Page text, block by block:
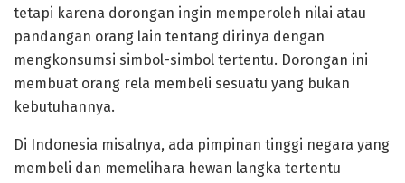
tetapi karena dorongan ingin memperoleh nilai atau
pandangan orang lain tentang dirinya dengan
mengkonsumsi simbol-simbol tertentu. Dorongan ini
membuat orang rela membeli sesuatu yang bukan
kebutuhannya.
Di Indonesia misalnya, ada pimpinan tinggi negara yang
membeli dan memelihara hewan langka tertentu